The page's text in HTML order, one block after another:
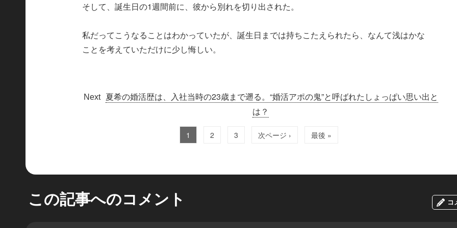
そして、誕生日の1週間前に、彼から別れを切り出された。
私だってこうなることはわかっていたが、誕生日までは持ちこたえられたら、なんて浅はかな
ことを考えていただけに少し悔しい。
夏希の婚活歴は、入社当時の23歳まで遡る。“婚活アポの鬼”と呼ばれたしょっぱい思い出と
は？
1 2 3 次ページ › 最後 »
この記事へのコメント コ